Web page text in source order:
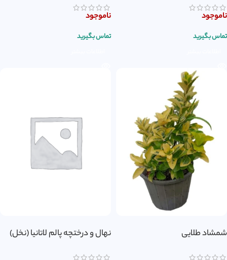
ناموجود
تماس بگیرید
ناموجود
تماس بگیرید
شمشاد طلایی نهال و درختچه پالم لاتانیا (نخل)